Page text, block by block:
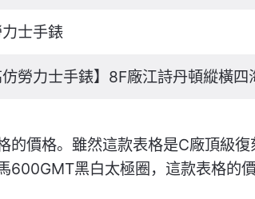
士手錶
仿勞力士手錶】8F廠江詩丹頓縱橫
的價格。雖然這款表格是C廠頂級
600GMT黑白太極圈，這款表格的